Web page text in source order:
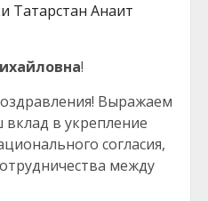
Татарстан Анаит
!
Выражаем
в укрепление
согласия,
между